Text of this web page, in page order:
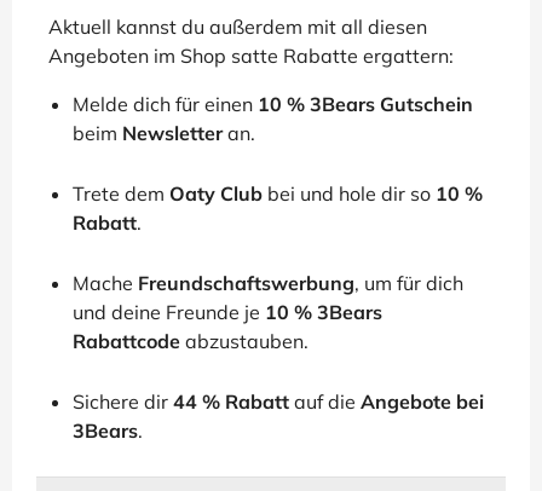
Aktuell kannst du außerdem mit all diesen
Angeboten im Shop satte Rabatte ergattern:
Melde dich für einen 10 % 3Bears Gutschein
beim Newsletteran.
Trete dem Oaty Club bei und hole dir so 10 %
Rabatt.
Mache Freundschaftswerbung, um für dich
und deine Freunde je 10 % 3Bears
Rabattcode abzustauben.
Sichere dir 44 % Rabatt auf die Angebote bei
3Bears.